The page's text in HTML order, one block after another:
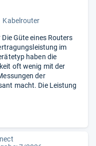
Kabelrouter
Güte eines Routers
im
haben die
oft wenig mit der
der
macht. Die Leistung